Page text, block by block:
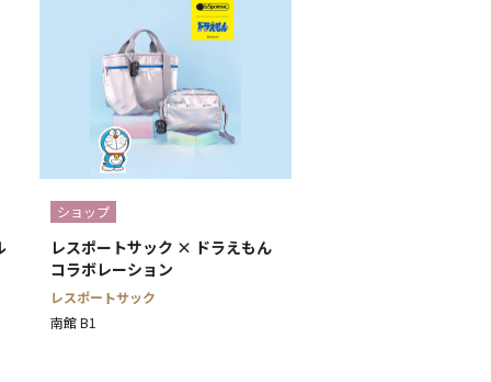
ショップ
レスポートサック × ドラえもん
コラボレーション
レスポートサック
南館 B1